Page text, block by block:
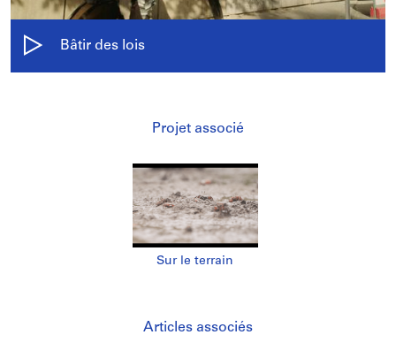
Bâtir des lois
Projet associé
Sur le terrain
Articles associés